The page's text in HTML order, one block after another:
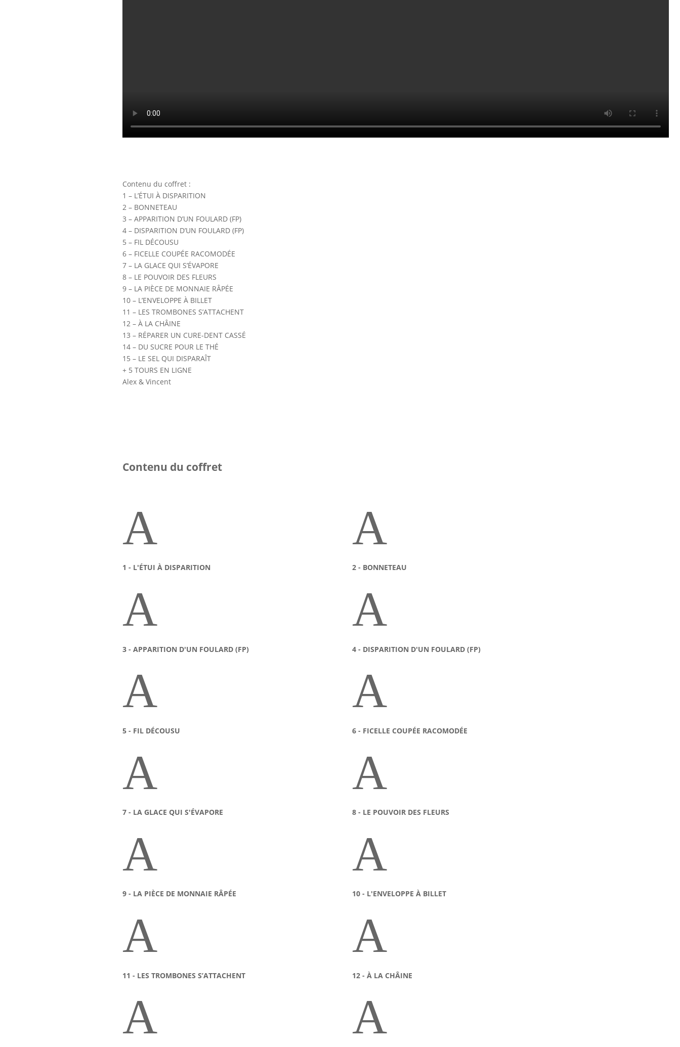
Contenu du coffret :
1 – L’ÉTUI À DISPARITION
2 – BONNETEAU
3 – APPARITION D’UN FOULARD (FP)
4 – DISPARITION D’UN FOULARD (FP)
5 – FIL DÉCOUSU
6 – FICELLE COUPÉE RACOMODÉE
7 – LA GLACE QUI S’ÉVAPORE
8 – LE POUVOIR DES FLEURS
9 – LA PIÈCE DE MONNAIE RÂPÉE
10 – L’ENVELOPPE À BILLET
11 – LES TROMBONES S’ATTACHENT
12 – À LA CHÂINE
13 – RÉPARER UN CURE-DENT CASSÉ
14 – DU SUCRE POUR LE THÉ
15 – LE SEL QUI DISPARAÎT
+ 5 TOURS EN LIGNE
Alex & Vincent
Contenu du coffret
A
1 - L'ÉTUI À DISPARITION
A
3 - APPARITION D'UN FOULARD (FP)
A
5 - FIL DÉCOUSU
A
7 - LA GLACE QUI S'ÉVAPORE
A
9 - LA PIÈCE DE MONNAIE RÂPÉE
A
11 - LES TROMBONES S’ATTACHENT
A
A
2 - BONNETEAU
A
4 - DISPARITION D'UN FOULARD (FP)
A
6 - FICELLE COUPÉE RACOMODÉE
A
8 - LE POUVOIR DES FLEURS
A
10 - L'ENVELOPPE À BILLET
A
12 - À LA CHÂINE
A